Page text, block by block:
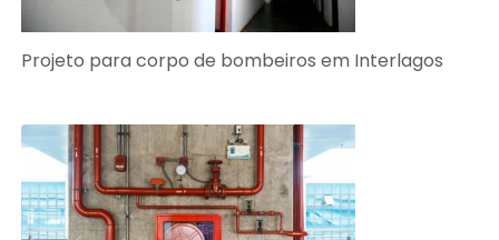
Projeto para corpo de bombeiros em Interlagos